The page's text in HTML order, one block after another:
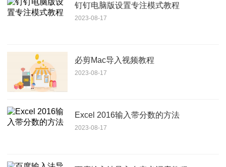
钉钉电脑版设置专注模式教程
2023-08-17
必剪Mac导入视频教程
2023-08-17
Excel 2016输入带分数的方法
2023-08-17